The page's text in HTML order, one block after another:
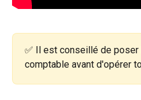
✅ Il est conseillé de poser
comptable avant d'opérer